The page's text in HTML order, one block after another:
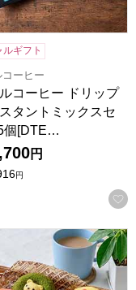
に登録する
ルギフト
コーヒー
コーヒー ドリップ
タントミックスセ
個[DTE…
円
円
セット 15本[DTE-
ドーナツ 4個[ANM-